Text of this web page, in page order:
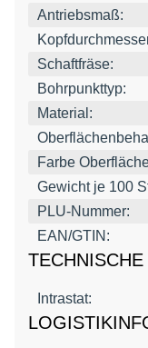
Antriebsmaß:
Schaftfräse:
Bohrpunkttyp:
Material:
Farbe
Gewicht je 100
PLU-Nummer:
EAN/GTIN:
Intrastat: